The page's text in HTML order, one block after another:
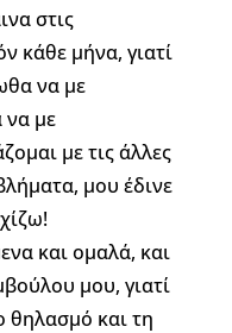
στις
κάθε μήνα, γιατί
να με
να με
με τις άλλες
μου έδινε
και ομαλά, και
μου, γιατί
θηλασμό και τη